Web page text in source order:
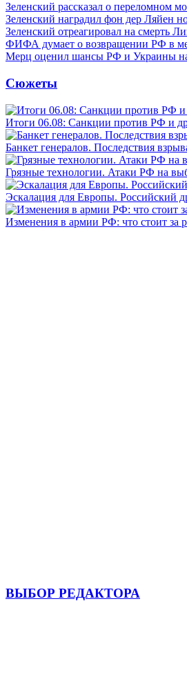
Зеленский рассказал о переломном
Зеленский наградил фон дер Ляйен
Зеленский отреагировал на смерть
ФИФА думает о возвращении РФ в
Мерц оценил шансы РФ и Украины
Сюжеты
Итоги 06.08: Санкции против РФ и
Банкет генералов. Последствия
Грязные технологии. Атаки РФ на
Эскалация для Европы. Российский
Изменения в армии РФ: что стоит за
ВЫБОР РЕДАКТОРА